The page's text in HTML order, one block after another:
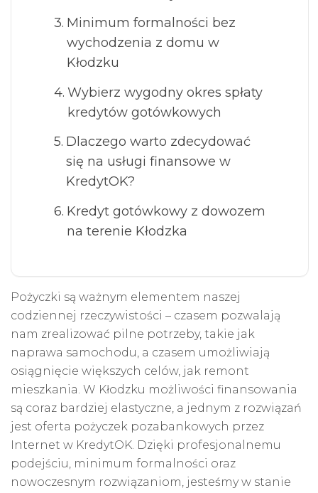
Minimum formalności bez
wychodzenia z domu w
Kłodzku
Wybierz wygodny okres spłaty
kredytów gotówkowych
Dlaczego warto zdecydować
się na usługi finansowe w
KredytOK?
Kredyt gotówkowy z dowozem
na terenie Kłodzka
Pożyczki są ważnym elementem naszej
codziennej rzeczywistości – czasem pozwalają
nam zrealizować pilne potrzeby, takie jak
naprawa samochodu, a czasem umożliwiają
osiągnięcie większych celów, jak remont
mieszkania. W Kłodzku możliwości finansowania
są coraz bardziej elastyczne, a jednym z rozwiązań
jest oferta pożyczek pozabankowych przez
Internet w KredytOK. Dzięki profesjonalnemu
podejściu, minimum formalności oraz
nowoczesnym rozwiązaniom, jesteśmy w stanie